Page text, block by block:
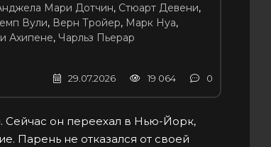
Мари Дотчин, Стюарт Девени,
Вули, Верн Тройер, Марк Нуа,
Ахипене, Чарльз Пьерар
29.07.2026 19 064 0
Сейчас он переехал в Нью-Йорк,
Парень не отказался от своей